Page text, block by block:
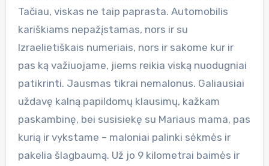
Tačiau, viskas ne taip paprasta. Automobilis
kariškiams nepažįstamas, nors ir su
Izraelietiškais numeriais, nors ir sakome kur ir
pas ką važiuojame, jiems reikia viską nuodugniai
patikrinti. Jausmas tikrai nemalonus. Galiausiai
uždavę kalną papildomų klausimų, kažkam
paskambinę, bei susisiekę su Mariaus mama, pas
kurią ir vykstame – maloniai palinki sėkmės ir
pakelia šlagbaumą. Už jo 9 kilometrai baimės ir